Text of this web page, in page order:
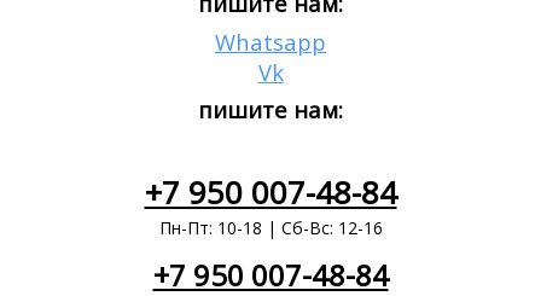
Whatsapp
Vk
пишите нам:
+7 950 007-48-84
Пн-Пт: 10-18 | Сб-Вс: 12-16
+7 950 007-48-84